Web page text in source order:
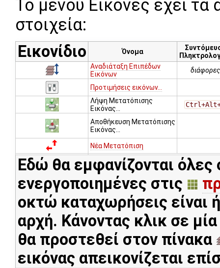
Το μενού Εικόνες έχει τα
στοιχεία:
Εικονίδιο Όνομα
Αναδιάταξη Επιπέδων
Εικόνων
διάφορες
Προτιμήσεις εικόνων...
Λήψη Μετατόπισης
Εικόνας...
Αποθήκευση Μετατόπισης
Εικόνας...
Νέα Μετατόπιση
Εδώ θα εμφανίζονται όλες
ενεργοποιημένες στις
οκτώ καταχωρήσεις είναι
αρχή. Κάνοντας κλικ σε
θα προστεθεί στον πίνακα
εικόνας απεικονίζεται